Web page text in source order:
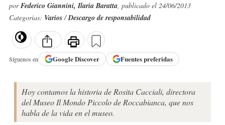
porFederico Giannini, Ilaria Baratta, publicado el 24/06/2013
Categorías: Varios/Descargo de responsabilidad
Síguenos en GoogleDiscover Fuentes preferidas
Hoy contamos la historia de Rosita Cacciali, directora
del Museo Il Mondo Piccolo de Roccabianca, que nos
habla de la vida en el museo.